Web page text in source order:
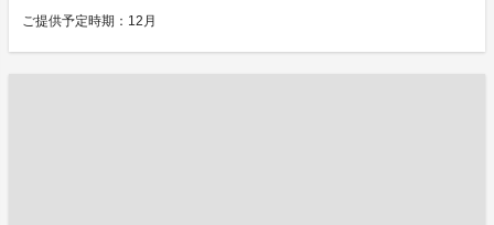
ご提供予定時期：12月